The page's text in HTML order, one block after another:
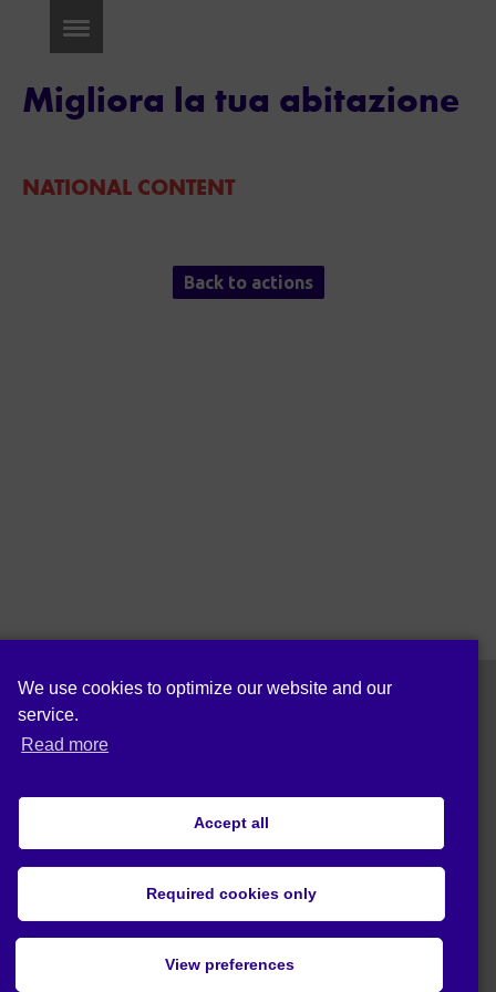
We use cookies to optimize our website and our
service.
Read more
Accept all
Required cookies only
View preferences
Migliora la tua abitazione
NATIONAL CONTENT
Back to actions
Il progetto ha ricevuto il finanziamento
© 2020 Act4Eco. Tutti i diritti sono riservati.